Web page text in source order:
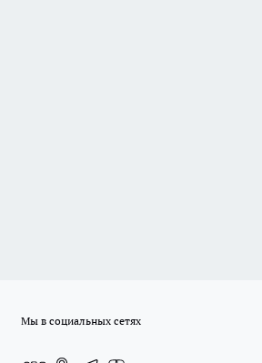
Мы в социальных сетях